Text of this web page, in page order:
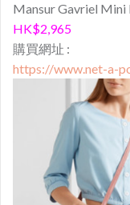
Mansur Gavriel
HK$2,965
購買網址 :
https://www.net-a-